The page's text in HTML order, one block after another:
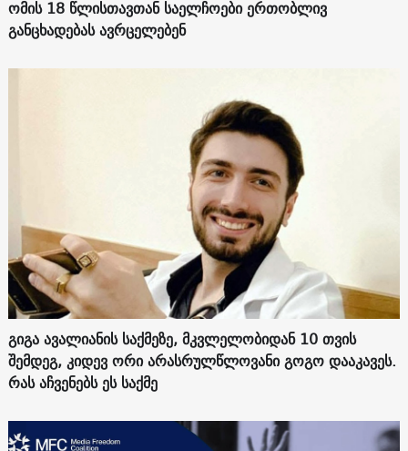
ომის 18 წლისთავთან საელჩოები ერთობლივ
განცხადებას ავრცელებენ
გიგა ავალიანის საქმეზე, მკვლელობიდან 10 თვის
შემდეგ, კიდევ ორი არასრულწლოვანი გოგო დააკავეს.
რას აჩვენებს ეს საქმე